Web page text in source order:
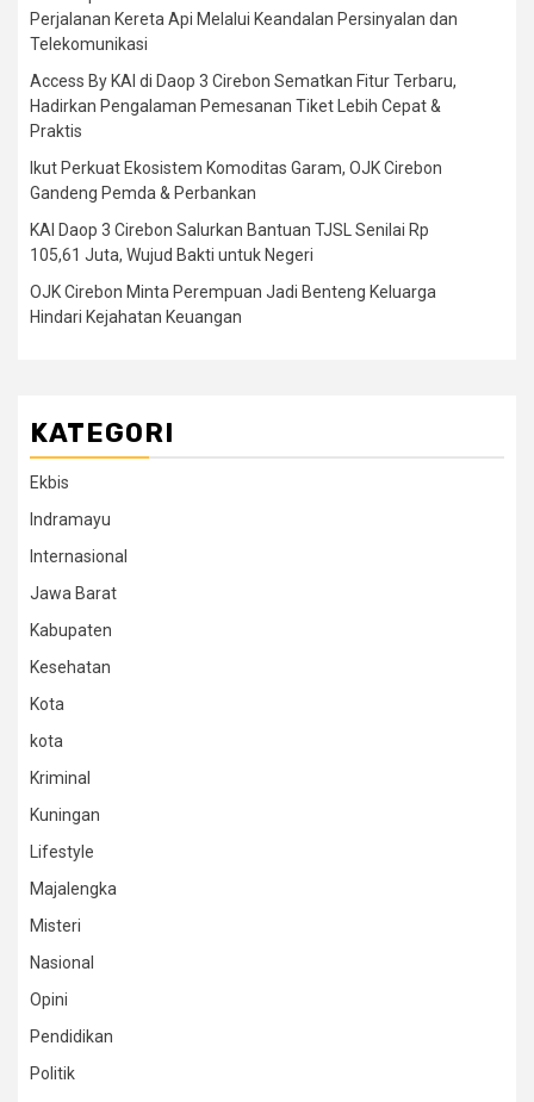
Perjalanan Kereta Api Melalui Keandalan Persinyalan dan
Telekomunikasi
Access By KAI di Daop 3 Cirebon Sematkan Fitur Terbaru,
Hadirkan Pengalaman Pemesanan Tiket Lebih Cepat &
Praktis
Ikut Perkuat Ekosistem Komoditas Garam, OJK Cirebon
Gandeng Pemda & Perbankan
KAI Daop 3 Cirebon Salurkan Bantuan TJSL Senilai Rp
105,61 Juta, Wujud Bakti untuk Negeri
OJK Cirebon Minta Perempuan Jadi Benteng Keluarga
Hindari Kejahatan Keuangan
KATEGORI
Ekbis
Indramayu
Internasional
Jawa Barat
Kabupaten
Kesehatan
Kota
kota
Kriminal
Kuningan
Lifestyle
Majalengka
Misteri
Nasional
Opini
Pendidikan
Politik